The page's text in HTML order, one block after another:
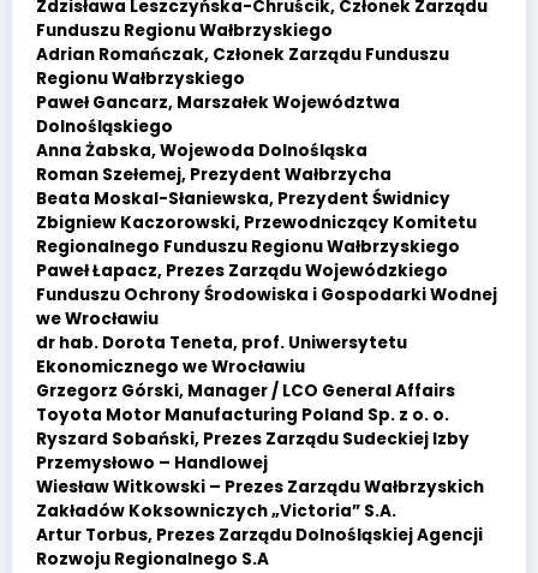
Zdzisława Leszczyńska-Chruścik, Członek Zarządu
Funduszu Regionu Wałbrzyskiego
Adrian Romańczak, Członek Zarządu Funduszu
Regionu Wałbrzyskiego
Paweł Gancarz, Marszałek Województwa
Dolnośląskiego
Anna Żabska, Wojewoda Dolnośląska
Roman Szełemej, Prezydent Wałbrzycha
Beata Moskal-Słaniewska, Prezydent Świdnicy
Zbigniew Kaczorowski, Przewodniczący Komitetu
Regionalnego Funduszu Regionu Wałbrzyskiego
Paweł Łapacz, Prezes Zarządu Wojewódzkiego
Funduszu Ochrony Środowiska i Gospodarki Wodnej
we Wrocławiu
dr hab. Dorota Teneta, prof. Uniwersytetu
Ekonomicznego we Wrocławiu
Grzegorz Górski, Manager / LCO General Affairs
Toyota Motor Manufacturing Poland Sp. z o. o.
Ryszard Sobański, Prezes Zarządu Sudeckiej Izby
Przemysłowo – Handlowej
Wiesław Witkowski – Prezes Zarządu Wałbrzyskich
Zakładów Koksowniczych „Victoria” S.A.
Artur Torbus, Prezes Zarządu Dolnośląskiej Agencji
Rozwoju Regionalnego S.A